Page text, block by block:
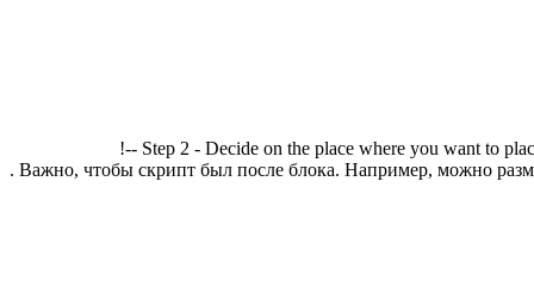
!-- Step 2 - Decide on the place where you want to
. Важно, чтобы скрипт был после блока. Например, можно